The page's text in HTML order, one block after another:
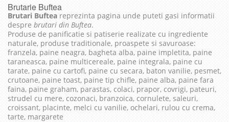
Brutarie Buftea
Brutari Buftea reprezinta pagina unde puteti gasi informatii
despre brutari din Buftea.
Produse de panificatie si patiserie realizate cu ingrediente
naturale, produse traditionale, proaspete si savuroase:
franzela, paine neagra, bagheta alba, paine impletita, paine
taraneasca, paine multicereale, paine integrala, paine cu
tarate, paine cu cartofi, paine cu secara, baton vanilie, pesmet,
crutoane, paine toast, paine tip chifle, paine alba, paine fara
faina, paine graham, parastas, colaci, prapor, covrigi, pateuri,
strudel cu mere, cozonaci, branzoica, cornulete, saleuri,
croissant, placinte, melci cu vanilie, ochelari, rulou cu crema,
tarte, margarete